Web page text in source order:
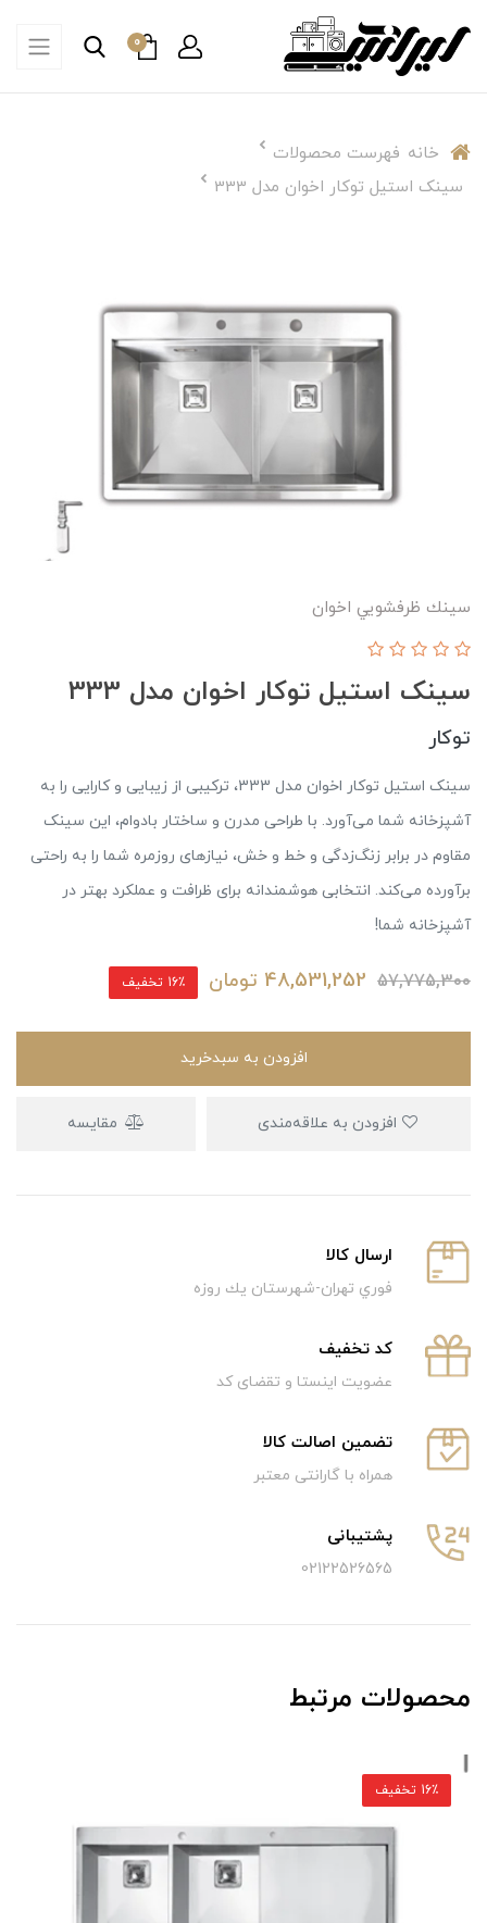
0
خانه فهرست محصولات
سینک استیل توکار اخوان مدل 333
سينك ظرفشويي اخوان
سینک استیل توکار اخوان مدل 333
توکار
سینک استیل توکار اخوان مدل 333، ترکیبی از زیبایی و کارایی را به
آشپزخانه شما می‌آورد. با طراحی مدرن و ساختار بادوام، این سینک
مقاوم در برابر زنگ‌زدگی و خط و خش، نیازهای روزمره شما را به راحتی
برآورده می‌کند. انتخابی هوشمندانه برای ظرافت و عملکرد بهتر در
آشپزخانه شما!
57,775,300
48,531,252 تومان 16٪ تخفیف
افزودن به سبدخرید
مقایسه
ارسال كالا
فوري تهران-شهرستان يك روزه
كد تخفيف
عضویت اینستا و تقضای کد
تضمین اصالت کالا
همراه با گارانتی معتبر
پشتیبانی
02122526565
محصولات مرتبط
16٪ تخفیف